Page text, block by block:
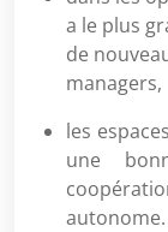
a le plus
de
managers,
les
une